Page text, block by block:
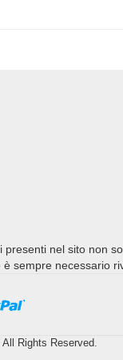
nel sito non
sempre necessario
Rights Reserved.